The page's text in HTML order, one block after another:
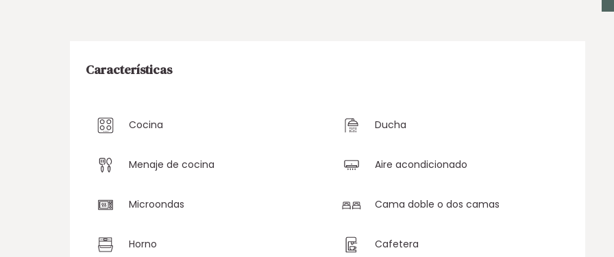
Características
Cocina
Menaje de cocina
Microondas
Horno
Ducha
Aire acondicionado
Cama doble o dos camas
Cafetera